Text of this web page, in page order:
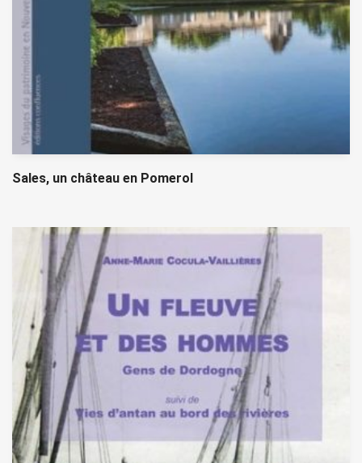
Sales, un château en Pomerol